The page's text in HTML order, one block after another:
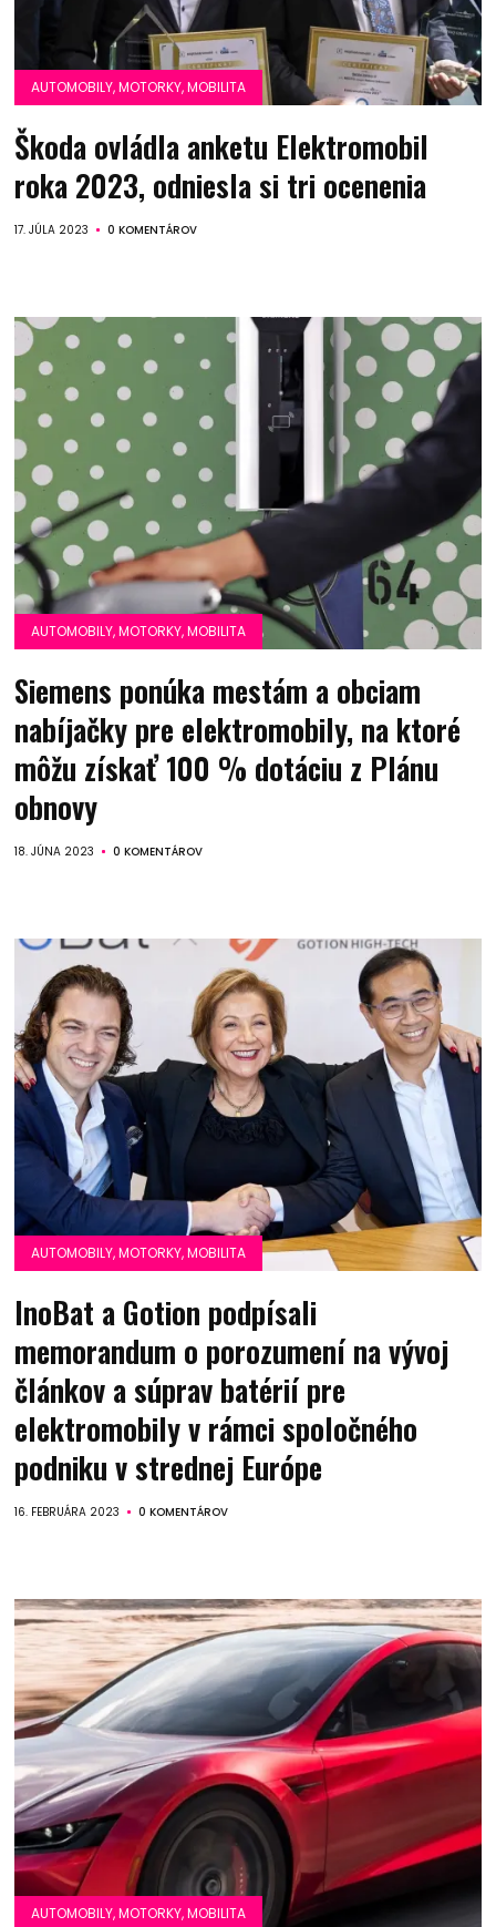
AUTOMOBILY, MOTORKY, MOBILITA
Škoda ovládla anketu Elektromobil
roka 2023, odniesla si tri ocenenia
17. JÚLA 2023 0 KOMENTÁROV
AUTOMOBILY, MOTORKY, MOBILITA
Siemens ponúka mestám a obciam
nabíjačky pre elektromobily, na ktoré
môžu získať 100 % dotáciu z Plánu
obnovy
18. JÚNA 2023 0 KOMENTÁROV
AUTOMOBILY, MOTORKY, MOBILITA
InoBat a Gotion podpísali
memorandum o porozumení na vývoj
článkov a súprav batérií pre
elektromobily v rámci spoločného
podniku v strednej Európe
16. FEBRUÁRA 2023 0 KOMENTÁROV
AUTOMOBILY, MOTORKY, MOBILITA